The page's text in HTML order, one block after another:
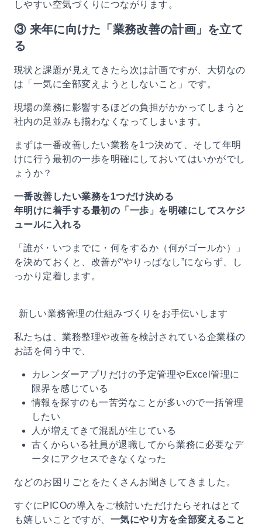
しやすい空気づくりにつながります。
③ 来年に向けた「業務改善の計画」を立て
る
現状と課題が見えてきたら次は計画ですが、大切なの
は「一気に全部変えようとしないこと」です。
現場の業務に影響するほどの負担がかかってしまうと
社内の足並みも揃わなくなってしまいます。
まずは一番改善したい業務を1つ決めて、そして年明
けに行う最初の一歩を明確にしておいてはいかがでし
ょうか？
一番改善したい業務を1つだけ決める
年明けに着手する最初の「一歩」を明確にしてスケジ
ュールに入れる
「誰が・いつまでに・何をするか（何がゴールか）」
を決めておくと、改善が“やりっぱなし”にならず、し
っかり定着します。
新しい業務管理の仕組みづくりをお手伝いします
私たちは、業務整理や改善を検討されている企業様の
お話を伺う中で、
カレンダーアプリだけの予定管理やExcel管理に
限界を感じている
情報を探すのも一苦労なことが多いので一括管理
したい
人が増えてきて混乱が生じている
古くからいる社員が退職してから業務に必要なデ
ータにアクセスできなくなった
などのお困りごとをたくさんお聞きしてきました。
すぐにPICOの導入をご検討いただけたらそれはとて
も嬉しいことですが、 一気にやり方を全部変えること